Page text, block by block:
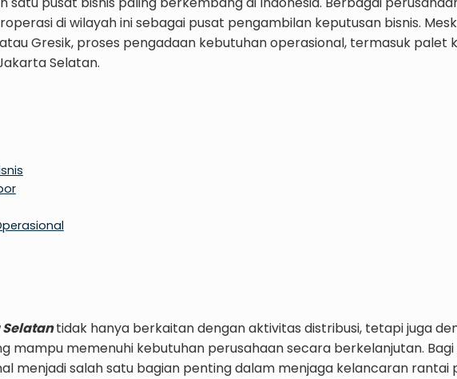
di wilayah ini sebagai pusat pengambilan keputusan bisnis.
Gresik, proses pengadaan kebutuhan operasional, termasuk palet
Selatan.
tidak hanya berkaitan dengan aktivitas distribusi, tetapi juga
mampu memenuhi kebutuhan perusahaan secara berkelanjutan.
menjadi salah satu bagian penting dalam menjaga kelancaran rantai